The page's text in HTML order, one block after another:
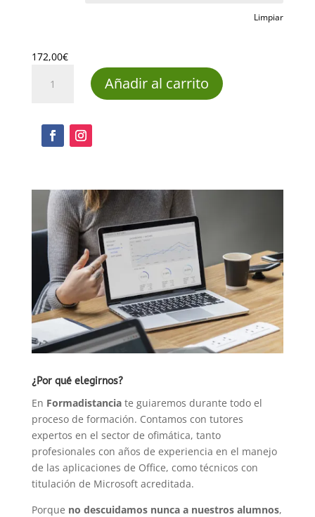
Limpiar
172,00€
2007
cantidad
Añadir al carrito
¿Por qué elegirnos?
En Formadistanciate guiaremos durante todo el
proceso de formación. Contamos con tutores
expertos en el sector de ofimática, tanto
profesionales con años de experiencia en el manejo
de las aplicaciones de Office, como técnicos con
titulación de Microsoft acreditada.
Porque no descuidamos nunca a nuestros alumnos,